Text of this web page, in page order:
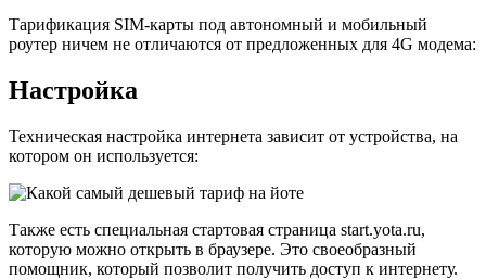
Тарификация SIM-карты под автономный и мобильный
роутер ничем не отличаются от предложенных для 4G модема:
Настройка
Техническая настройка интернета зависит от устройства, на
котором он используется:
Также есть специальная стартовая страница start.yota.ru,
которую можно открыть в браузере. Это своеобразный
помощник, который позволит получить доступ к интернету.